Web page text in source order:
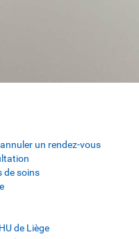
un rendez-vous
de soins
de Liège